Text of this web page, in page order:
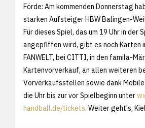
Förde: Am kommenden Donnerstag
starken Aufsteiger HBW Balingen-
Für dieses Spiel, das um 19 Uhr in der
angepfiffen wird, gibt es noch Karten
FANWELT, bei CITTI, in den famila-
Kartenvorverkauf, an allen weiteren
Vorverkaufsstellen sowie dank
die Uhr bis zur vor Spielbeginn unter
handball.de/tickets. Weiter geht's,